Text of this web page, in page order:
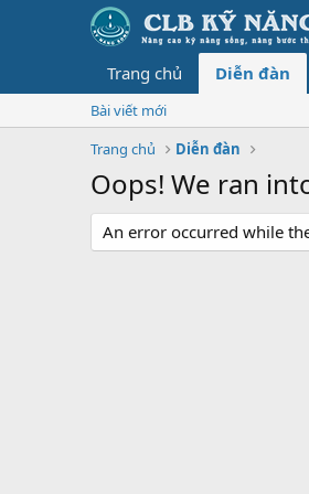
Trang chủ Diễn đàn
Bài viết mới
Trang chủ
Diễn đàn
Oops! We ran
An error occurred while